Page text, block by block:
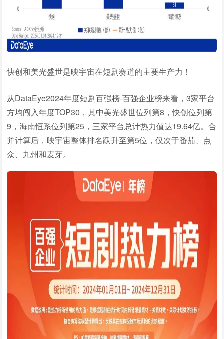
快创和美光盛世是映宇宙在短剧赛道的主要生产力！
从DataEye2024年度短剧百强榜-百强企业榜来看，3家平台
方均闯入年度TOP30，其中美光盛世位列第8，快创位列第
9，海南恒系位列第25，三家平台总计热力值达19.64亿。合
并计算后，映宇宙整体排名跃升至第5位，仅次于番茄、点
众、九州和麦芽。